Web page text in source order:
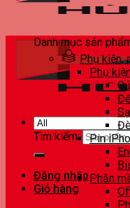
Tìm kiếm:
Đăng nhập
Giỏ hàng
Danh mục sản
Phụ kiện,
Phụ
Pin
Phần